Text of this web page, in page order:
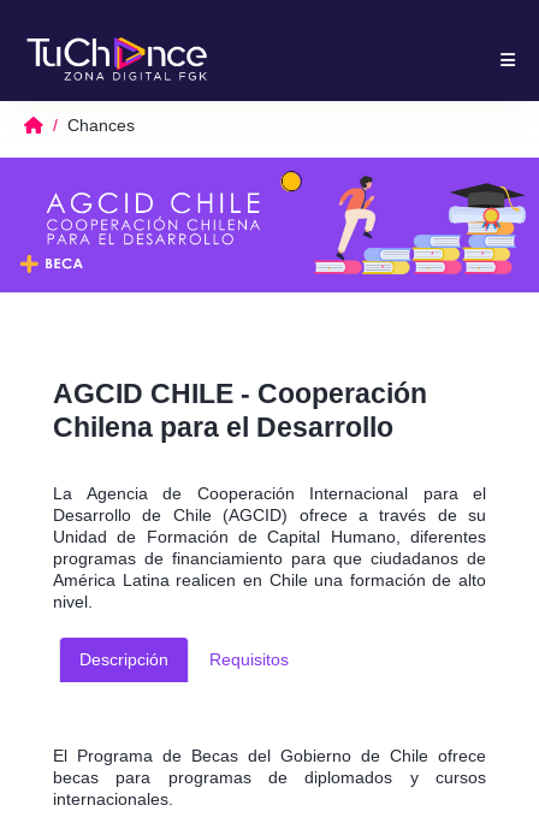
Chances
AGCID CHILE - Cooperación
Chilena para el Desarrollo
La Agencia de Cooperación Internacional para el
Desarrollo de Chile (AGCID) ofrece a través de su
Unidad de Formación de Capital Humano, diferentes
programas de financiamiento para que ciudadanos de
América Latina realicen en Chile una formación de alto
nivel.
Descripción Requisitos
El Programa de Becas del Gobierno de Chile ofrece
becas para programas de diplomados y cursos
internacionales.